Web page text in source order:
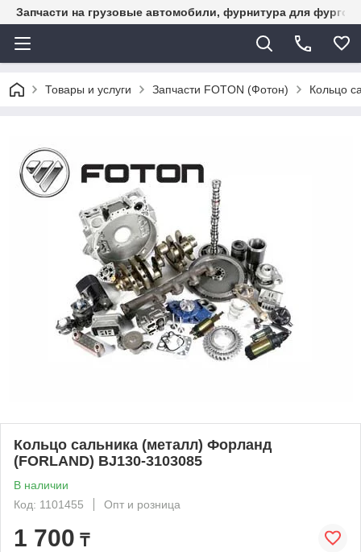
Запчасти на грузовые автомобили, фурнитура для
Товары и услуги Запчасти FOTON (Фотон) Кольцо
Кольцо сальника (металл) Форланд
(FORLAND) BJ130-3103085
В наличии
Код: 1101455
Опт и розница
1 700 ₸